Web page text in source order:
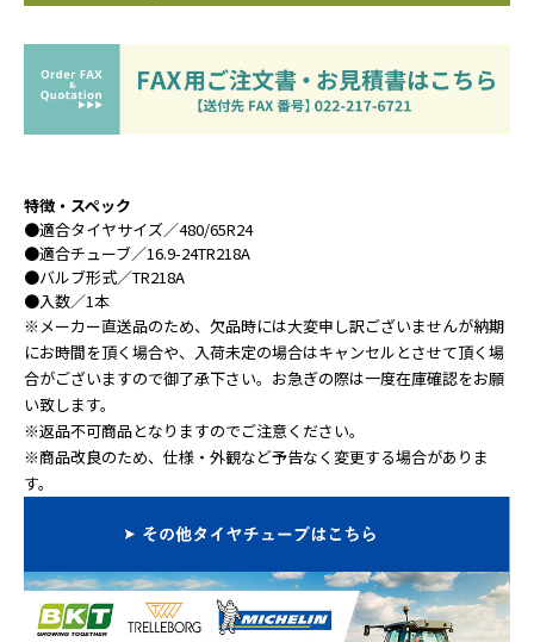
特徴・スペック
●適合タイヤサイズ／480/65R24
●適合チューブ／16.9-24TR218A
●バルブ形式／TR218A
●入数／1本
※メーカー直送品のため、欠品時には大変申し訳ございませんが納期
にお時間を頂く場合や、入荷未定の場合はキャンセルとさせて頂く場
合がございますので御了承下さい。お急ぎの際は一度在庫確認をお願
い致します。
※返品不可商品となりますのでご注意ください。
※商品改良のため、仕様・外観など予告なく変更する場合がありま
す。